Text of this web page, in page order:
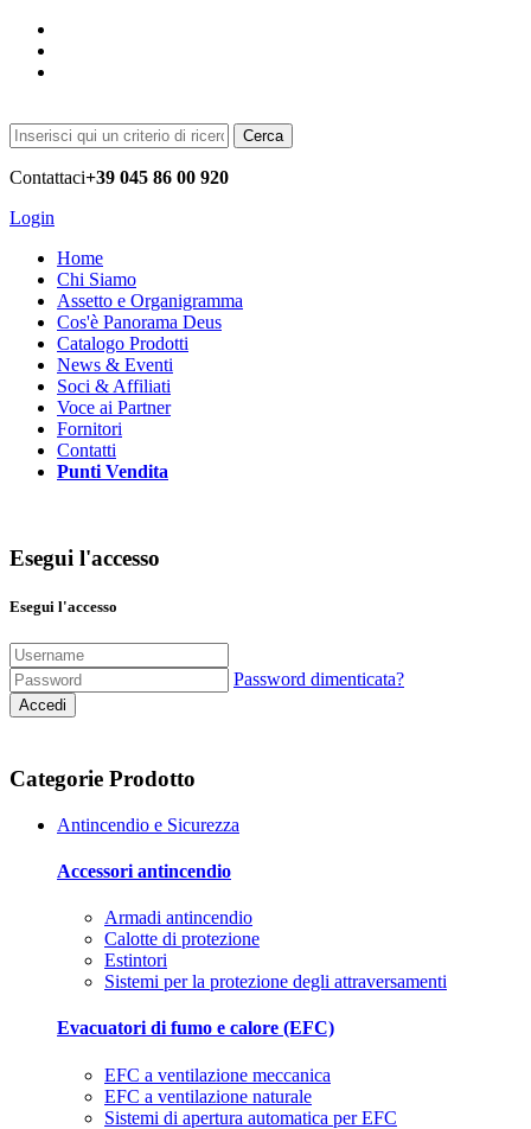
Cerca
Contattaci+39 045 86 00 920
Login
Home
Chi Siamo
Assetto e Organigramma
Cos'è Panorama Deus
Catalogo Prodotti
News & Eventi
Soci & Affiliati
Voce ai Partner
Fornitori
Contatti
Punti Vendita
Esegui l'accesso
Esegui l'accesso
Password dimenticata?
Accedi
Categorie Prodotto
Antincendio e Sicurezza
Accessori antincendio
Armadi antincendio
Calotte di protezione
Estintori
Sistemi per la protezione degli attraversamenti
Evacuatori di fumo e calore (EFC)
EFC a ventilazione meccanica
EFC a ventilazione naturale
Sistemi di apertura automatica per EFC